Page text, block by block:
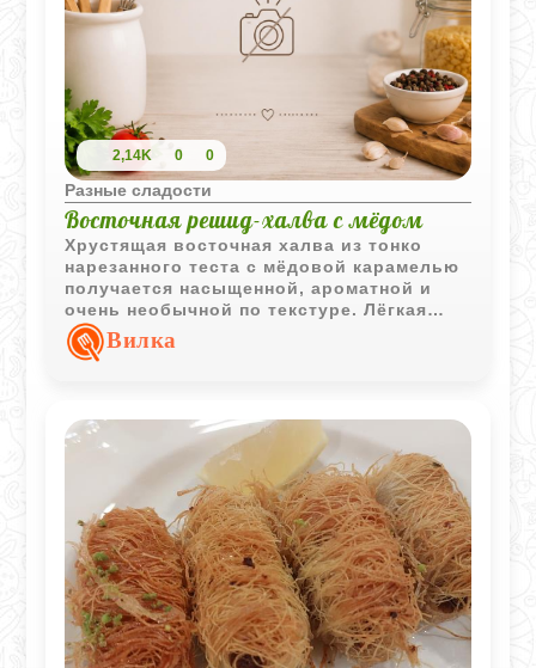
2,14K 0 0
Разные сладости
Восточная решид-халва с мёдом
Хрустящая восточная халва из тонко
нарезанного теста с мёдовой карамелью
получается насыщенной, ароматной и
очень необычной по текстуре. Лёгкая
корица и хрустящие слои делают десерт
особенно выразительным.
Вилка